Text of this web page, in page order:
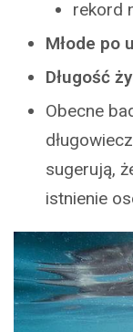
rekord
Młode po
Długość
Obecne
sugerują,
istnienie